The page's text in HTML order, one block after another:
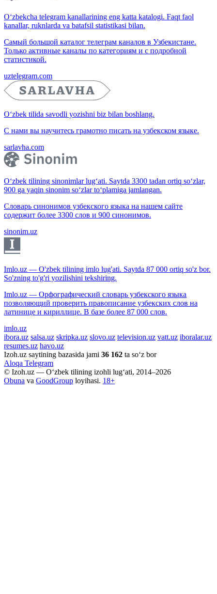
O‘zbekcha telegram kanallarining eng katta katalogi. Faqt faol
kanallar, ruknlarda va batafsil statistikasi bilan.
Самый большой каталог телеграм каналов в Узбекистане.
Только активные каналы по категориям и с подробной
статистикой.
uztelegram.com
O‘zbek tilida savodli yozishni biz bilan boshlang.
С нами вы научитесь грамотно писать на узбекском языке.
sarlavha.com
O‘zbek tilining sinonimlar lug‘ati. Saytda 3300 tadan ortiq so‘zlar,
900 ga yaqin sinonim so‘zlar to‘plamiga jamlangan.
Словарь синонимов узбекского языка на нашем сайте
содержит более 3300 слов и 900 синонимов.
sinonim.uz
Imlo.uz — O'zbek tilining imlo lug'ati. Saytda 87 000 ortiq so'z bor.
So'zning to'g'ri yozilishini tekshiring.
Imlo.uz — Орфографический словарь узбекского языка
позволяющий проверить правописание узбекских слов на
латинице и кириллице. В базе более 87 000 слов.
imlo.uz
ibora.uz salsa.uz skripka.uz slovo.uz television.uz vatt.uz iboralar.uz
resumes.uz havo.uz
Izoh.uz saytining bazasida jami 36 162 ta so‘z bor
Aloqa Telegram
© Izoh.uz — O‘zbek tilining izohli lug‘ati, 2014–2026
Obuna va GoodGroup loyihasi. 18+